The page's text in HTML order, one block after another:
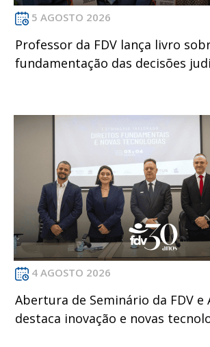
5 AGOSTO 2026
Professor da FDV lança livro
fundamentação das decisões
4 AGOSTO 2026
Abertura de Seminário da FDV e
destaca inovação e novas